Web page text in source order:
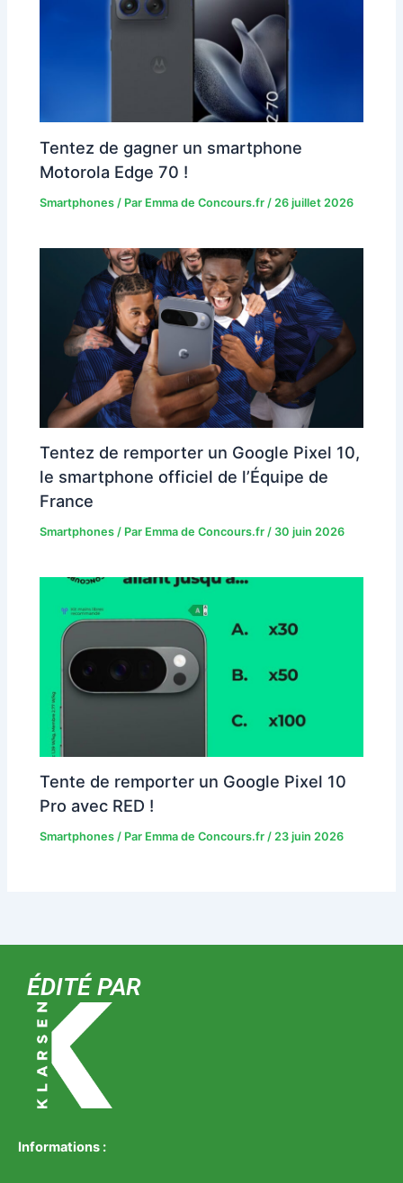
Tentez de gagner un smartphone
Motorola Edge 70 !
Smartphones / Par Emma de Concours.fr / 26 juillet 2026
Tentez de remporter un Google Pixel 10,
le smartphone officiel de l’Équipe de
France
Smartphones / Par Emma de Concours.fr/ 30 juin 2026
Tente de remporter un Google Pixel 10
Pro avec RED !
Smartphones / Par Emma de Concours.fr/23 juin 2026
ÉDITÉ PAR
Informations :